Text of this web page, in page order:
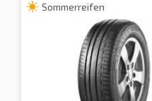
Sommerreifen